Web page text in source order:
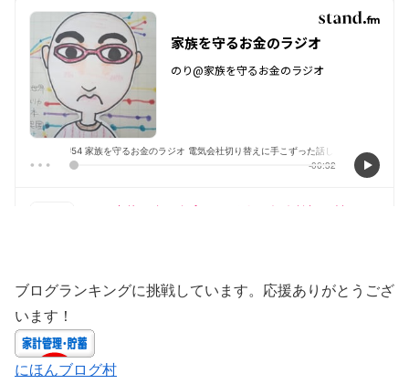
ブログランキングに挑戦しています。応援ありがとうござ
います！
にほんブログ村